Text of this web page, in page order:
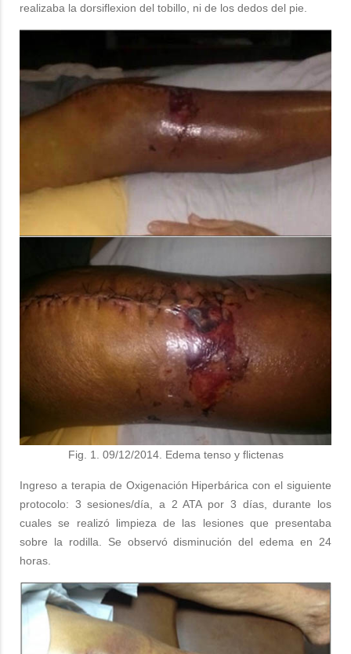
realizaba la dorsiflexion del tobillo, ni de los dedos del pie.
Fig. 1. 09/12/2014. Edema tenso y flictenas
Ingreso a terapia de Oxigenación Hiperbárica con el siguiente
protocolo: 3 sesiones/día, a 2 ATA por 3 días, durante los
cuales se realizó limpieza de las lesiones que presentaba
sobre la rodilla. Se observó disminución del edema en 24
horas.